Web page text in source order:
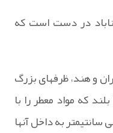
در دست‌ است‌ که‌
و هند، ظرفهای‌ بزرگ‌
که‌ مواد معطر را با
به‌ داخل‌ آنها